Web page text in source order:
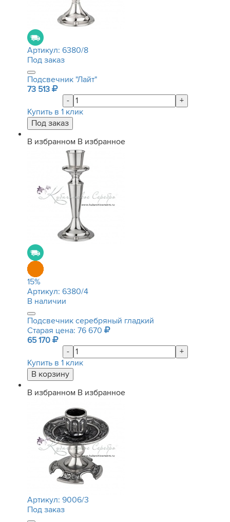
Артикул: 6380/8
Под заказ
Подсвечник "Лайт"
73 513
-
+
Купить в 1 клик
В избранном В избранное
15%
Артикул: 6380/4
В наличии
Подсвечник серебряный гладкий
Старая цена: 76 670
65 170
-
+
Купить в 1 клик
В избранном В избранное
Артикул: 9006/3
Под заказ